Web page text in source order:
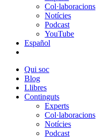
Col·laboracions
Notícies
Podcast
YouTube
Español
Qui soc
Blog
Llibres
Continguts
Experts
Col·laboracions
Notícies
Podcast